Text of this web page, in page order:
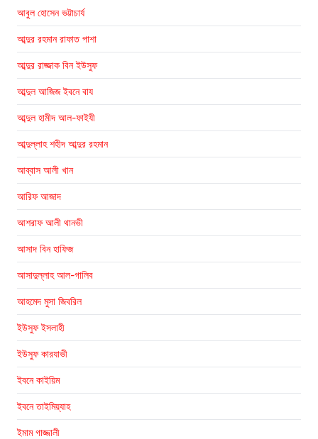
আবুল হোসেন ভট্টাচার্য
আব্দুর রহমান রাফাত পাশা
আব্দুর রাজ্জাক বিন ইউসুফ
আব্দুল আজিজ ইবনে বায
আব্দুল হামীদ আল-ফাইযী
আব্দুল্লাহ শহীদ আব্দুর রহমান
আব্বাস আলী খান
আরিফ আজাদ
আশরাফ আলী থানভী
আসাদ বিন হাফিজ
আসাদুল্লাহ আল-গালিব
আহমেদ মুসা জিবরিল
ইউসুফ ইসলাহী
ইউসুফ কারযাভী
ইবনে কাইয়িম
ইবনে তাইমিয়্যাহ
ইমাম গাজ্জালী